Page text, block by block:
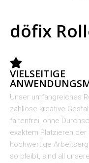
döfix
VIELSEITIGE
Unser umfangreiches
zahllose kreative
faltenfrei, ohne
exaktem Platzieren der
hochwertige
so bleibt, sind all